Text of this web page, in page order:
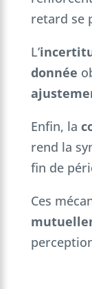
retard se
L’
donnée
Enfin, la
rend la
fin de
Ces